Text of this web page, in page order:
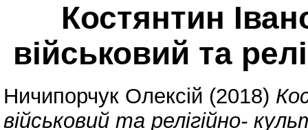
Костянтин
військовий та
Ничипорчук Олексій (2018)
військовий та релігійно-